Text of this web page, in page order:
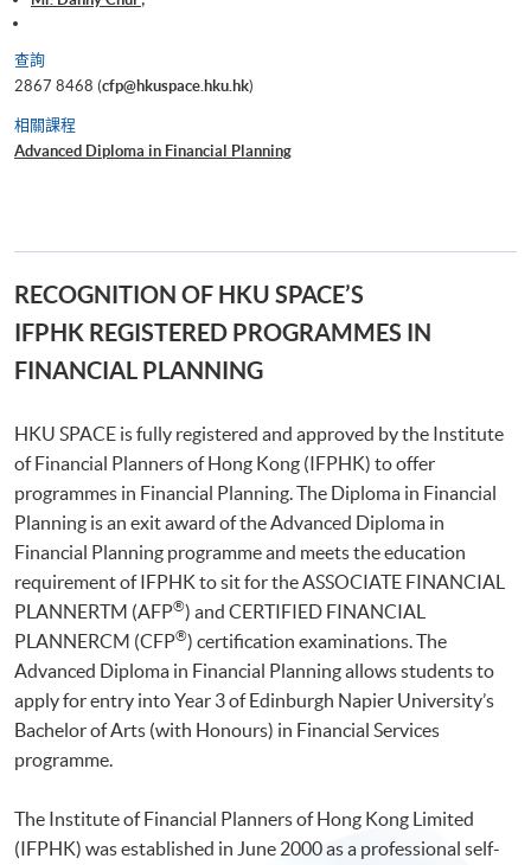
查詢
2867 8468 (cfp@hkuspace.hku.hk)
相關課程
Advanced Diploma in Financial Planning
RECOGNITION OF HKU SPACE’S
IFPHK REGISTERED PROGRAMMES IN
FINANCIAL PLANNING
HKU SPACE is fully registered and approved by the Institute
of Financial Planners of Hong Kong (IFPHK) to offer
programmes in Financial Planning. The Diploma in Financial
Planning is an exit award of the Advanced Diploma in
Financial Planning programme and meets the education
requirement of IFPHK to sit for the ASSOCIATE FINANCIAL
PLANNERTM (AFP®) and CERTIFIED FINANCIAL
PLANNERCM (CFP®) certification examinations. The
Advanced Diploma in Financial Planning allows students to
apply for entry into Year 3 of Edinburgh Napier University’s
Bachelor of Arts (with Honours) in Financial Services
programme.
The Institute of Financial Planners of Hong Kong Limited
(IFPHK) was established in June 2000 as a professional self-